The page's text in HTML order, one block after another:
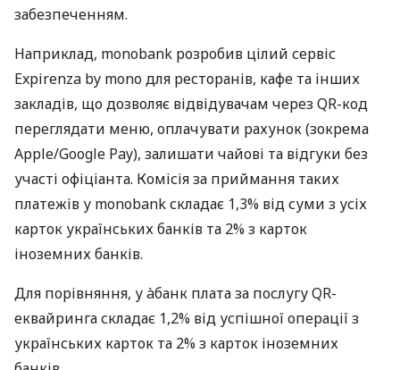
забезпеченням.
Наприклад, monobank розробив цілий сервіс
Expirenza by mono для ресторанів, кафе та інших
закладів, що дозволяє відвідувачам через QR-код
переглядати меню, оплачувати рахунок (зокрема
Apple/Google Pay), залишати чайові та відгуки без
участі офіціанта. Комісія за приймання таких
платежів у monobank складає 1,3% від суми з усіх
карток українських банків та 2% з карток
іноземних банків.
Для порівняння, у àбанк плата за послугу QR-
еквайринга складає 1,2% від успішної операції з
українських карток та 2% з карток іноземних